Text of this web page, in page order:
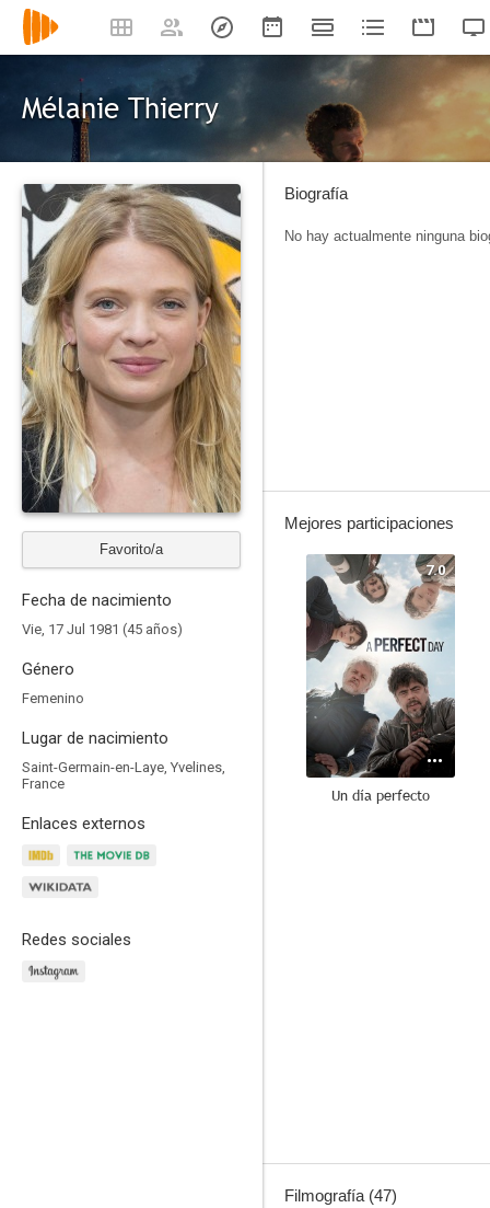
Mélanie Thierry
Favorito/a
Fecha de nacimiento
Vie, 17 Jul 1981 (45 años)
Género
Femenino
Lugar de nacimiento
Saint-Germain-en-Laye, Yvelines,
France
Enlaces externos
Redes sociales
Biografía
No hay actualmente ninguna
Mejores participaciones
7.0
Un día perfecto
Filmografía (47)